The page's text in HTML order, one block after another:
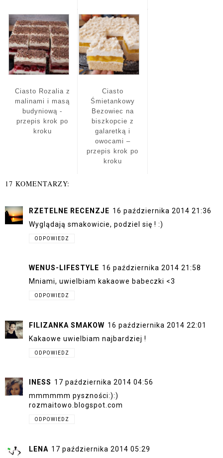
Ciasto Rozalia z
malinami i masą
budyniową -
przepis krok po
kroku
Ciasto
Śmietankowy
Bezowiec na
biszkopcie z
galaretką i
owocami –
przepis krok po
kroku
17 KOMENTARZY:
RZETELNE RECENZJE 16 października 2014 21:36
Wyglądają smakowicie, podziel się ! :)
ODPOWIEDZ
WENUS-LIFESTYLE 16 października 2014 21:58
Mniami, uwielbiam kakaowe babeczki <3
ODPOWIEDZ
FILIZANKA SMAKOW 16 października 2014 22:01
Kakaowe uwielbiam najbardziej !
ODPOWIEDZ
INESS 17 października 2014 04:56
mmmmmm pyszności:):)
rozmaitowo.blogspot.com
ODPOWIEDZ
LENA 17 października 2014 05:29